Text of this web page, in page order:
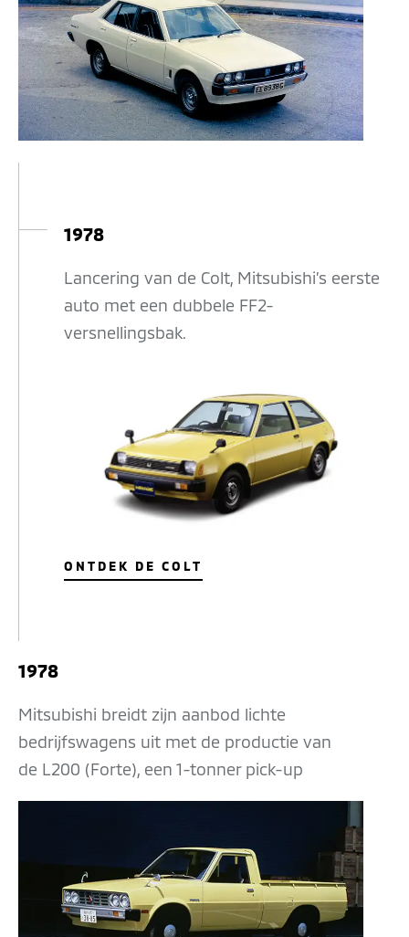
1978
Lancering van de Colt, Mitsubishi’s eerste
auto met een dubbele FF2-
versnellingsbak.
ONTDEK DE COLT
1978
Mitsubishi breidt zijn aanbod lichte
bedrijfswagens uit met de productie van
de L200 (Forte), een 1-tonner pick-up